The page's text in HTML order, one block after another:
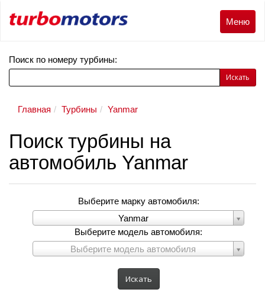
Меню
Меню
Поиск по номеру турбины:
Искать
Главная Турбины Yanmar
Поиск турбины на
автомобиль Yanmar
Выберите марку автомобиля:
Yanmar
марку
автомобиля:
Выберите модель автомобиля:
Выберите модель автомобиля
Выберите
модель
Искать